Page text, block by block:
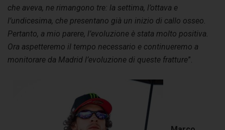
che aveva, ne rimangono tre: la settima, l’ottava e
l’undicesima, che presentano già un inizio di callo osseo.
Pertanto, a mio parere, l’evoluzione è stata molto positiva.
Ora aspetteremo il tempo necessario e continueremo a
monitorare da Madrid l’evoluzione di queste fratture”.